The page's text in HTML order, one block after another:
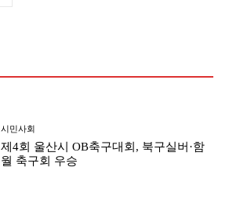
시민사회
제4회 울산시 OB축구대회, 북구실버·함
월 축구회 우승